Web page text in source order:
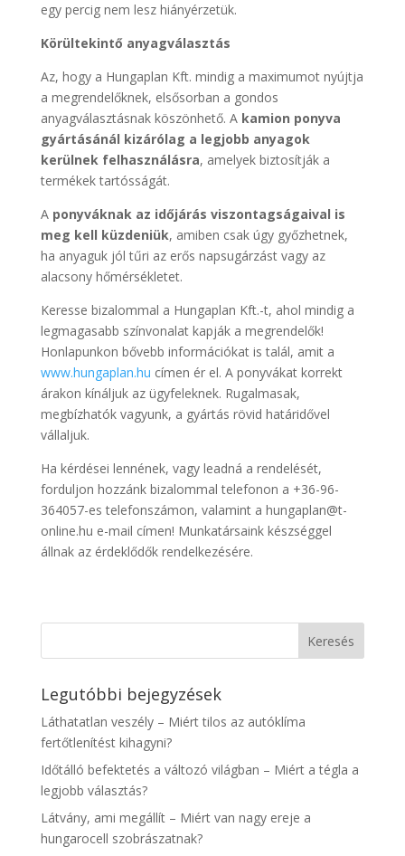
egy percig nem lesz hiányérzetük.
Körültekintő anyagválasztás
Az, hogy a Hungaplan Kft. mindig a maximumot nyújtja
a megrendelőknek, elsősorban a gondos
anyagválasztásnak köszönhető. A kamion ponyva
gyártásánál kizárólag a legjobb anyagok
kerülnek felhasználásra, amelyek biztosítják a
termékek tartósságát.
A ponyváknak az időjárás viszontagságaival is
meg kell küzdeniük, amiben csak úgy győzhetnek,
ha anyaguk jól tűri az erős napsugárzást vagy az
alacsony hőmérsékletet.
Keresse bizalommal a Hungaplan Kft.-t, ahol mindig a
legmagasabb színvonalat kapják a megrendelők!
Honlapunkon bővebb információkat is talál, amit a
www.hungaplan.hu címen ér el. A ponyvákat korrekt
árakon kínáljuk az ügyfeleknek. Rugalmasak,
megbízhatók vagyunk, a gyártás rövid határidővel
vállaljuk.
Ha kérdései lennének, vagy leadná a rendelését,
forduljon hozzánk bizalommal telefonon a +36-96-
364057-es telefonszámon, valamint a hungaplan@t-
online.hu e-mail címen! Munkatársaink készséggel
állnak az érdeklődők rendelkezésére.
Legutóbbi bejegyzések
Láthatatlan veszély – Miért tilos az autóklíma
fertőtlenítést kihagyni?
Időtálló befektetés a változó világban – Miért a tégla a
legjobb választás?
Látvány, ami megállít – Miért van nagy ereje a
hungarocell szobrászatnak?